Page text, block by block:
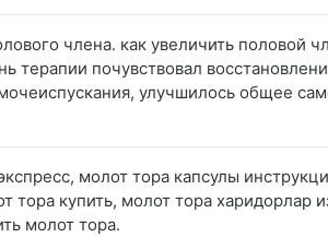
члена. как увеличить половой
терапии почувствовал
улучшилось общее
молот тора капсулы
купить, молот тора харидорлар
молот тора.